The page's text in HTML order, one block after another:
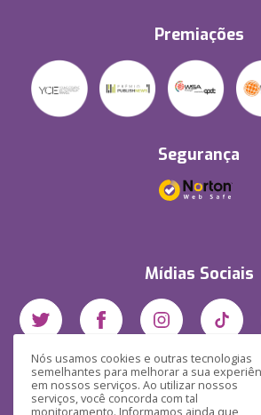
Nós usamos cookies e outras tecnologias
semelhantes para melhorar a sua
em nossos serviços. Ao utilizar nossos
serviços, você concorda com tal
monitoramento. Informamos ainda que
Premiações
Segurança
Mídias Sociais